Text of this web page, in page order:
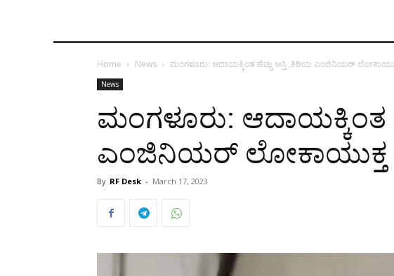
Home News ಮಂಗಳೂರು: ಆದಾಯಕ್ಕಿಂತ ಹೆಚ್ಚು ಆಸ್ತಿ ,ಕಿರಿಯ ಎಂಜಿನಿಯರ್‌
News
ಮಂಗಳೂರು: ಆದಾಯಕ್ಕಿಂತ
ಎಂಜಿನಿಯರ್‌ ಲೋಕಾಯುಕ್ತ
By RF Desk - March 17, 2023